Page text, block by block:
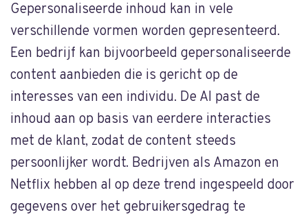
Gepersonaliseerde inhoud kan in vele
verschillende vormen worden gepresenteerd.
Een bedrijf kan bijvoorbeeld gepersonaliseerde
content aanbieden die is gericht op de
interesses van een individu. De AI past de
inhoud aan op basis van eerdere interacties
met de klant, zodat de content steeds
persoonlijker wordt. Bedrijven als Amazon en
Netflix hebben al op deze trend ingespeeld door
gegevens over het gebruikersgedrag te